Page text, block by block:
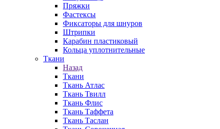
Пряжки
Фастексы
Фиксаторы для шнуров
Штрипки
Карабин пластиковый
Кольца уплотнительные
Ткани
Назад
Ткани
Ткань Атлас
Ткань Твилл
Ткань Флис
Ткань Таффета
Ткань Таслан